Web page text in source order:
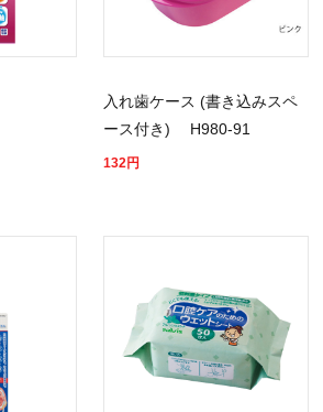
入れ歯ケース (書き込みスペ
ース付き) H980-91
132円